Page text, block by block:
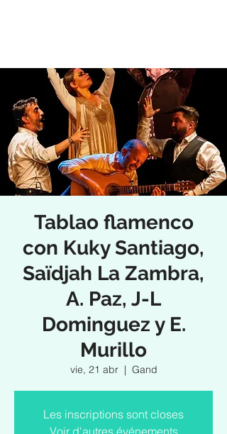
Tablao flamenco
con Kuky Santiago,
Saïdjah La Zambra,
A. Paz, J-L
Dominguez y E.
Murillo
vie, 21 abr
  |
Gand
Les inscriptions sont closes
Voir d'autres événements